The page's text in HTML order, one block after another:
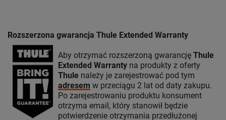
Rozszerzona gwarancja Thule Extended Warranty
Aby otrzymać rozszerzoną gwarancję Thule
Extended Warranty na produkty z oferty
Thule należy je zarejestrować pod tym
adresem w przeciągu 2 lat od daty zakupu.
Po zarejestrowaniu produktu konsument
otrzyma email, który stanowił będzie
potwierdzenie otrzymania przedłużonej